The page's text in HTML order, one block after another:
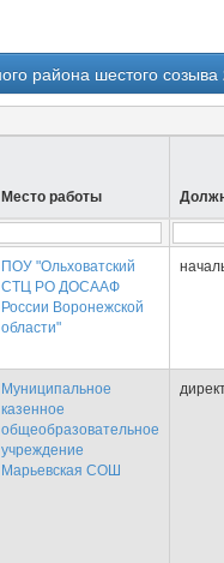
района шестого
Место работы
ПОУ "Ольховатский
СТЦ РО ДОСААФ
России Воронежской
области"
Муниципальное
казенное
общеобразовательное
учреждение
Марьевская СОШ